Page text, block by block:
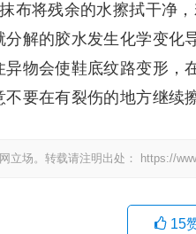
布将残余的水擦拭干净
分解的胶水发生化学变
物会使鞋底纹路变形，
要在有裂伤的地方继续
立场。转载请注明出处： https://
15